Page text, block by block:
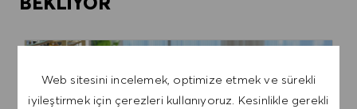
Web sitesini incelemek, optimize etmek ve sürekli
iyileştirmek için çerezleri kullanıyoruz. Kesinlikle gerekli